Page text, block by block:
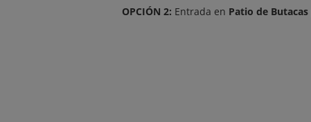
OPCIÓN 2: Entrada en Patio de Butacas